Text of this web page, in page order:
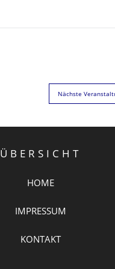
Nächste
ÜBERSICHT
HOME
IMPRESSUM
KONTAKT